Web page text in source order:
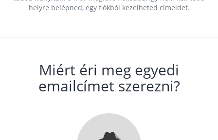
helyre belépned, egy fiókból kezelheted címeidet.
Miért éri meg egyedi
emailcímet szerezni?